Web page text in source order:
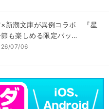
×新潮文庫が異例コラボ 『星
も楽しめる限定パッ…
07/06